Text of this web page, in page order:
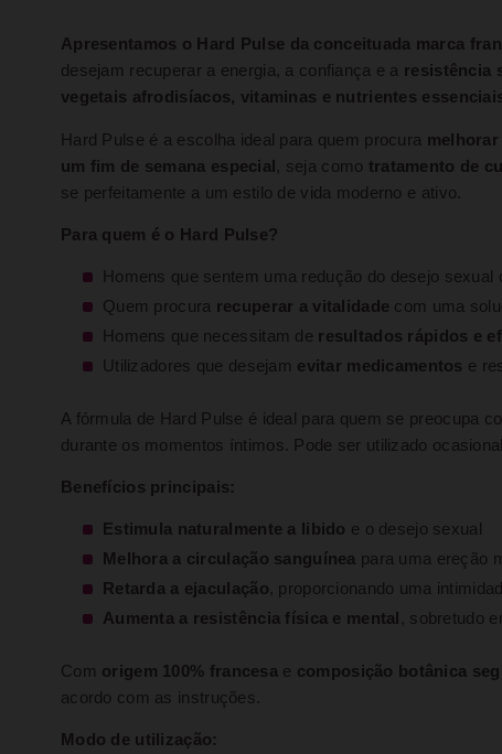
Apresentamos o Hard Pulse da conceituada marca
desejam recuperar a energia, a confiança e a resistência
vegetais afrodisíacos, vitaminas e nutrientes
Hard Pulse é a escolha ideal para quem procura
um fim de semana especial, seja como tratamento de
se perfeitamente a um estilo de vida moderno e ativo.
Para quem é o Hard Pulse?
Homens que sentem uma redução do desejo sexual
Quem procura recuperar a vitalidade com uma
Homens que necessitam de resultados rápidos e
Utilizadores que desejam evitar medicamentos e
A fórmula de Hard Pulse é ideal para quem se preocupa
durante os momentos íntimos. Pode ser utilizado
Benefícios principais:
Estimula naturalmente a libido e o desejo sexual
Melhora a circulação sanguínea para uma ereção
Retarda a ejaculação, proporcionando uma
Aumenta a resistência física e mental , sobretudo
Com origem 100% francesa e composição botânica
acordo com as instruções.
Modo de utilização: